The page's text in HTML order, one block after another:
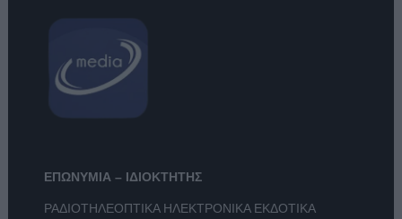
ΕΠΩΝΥΜΙΑ – ΙΔΙΟΚΤΗΤΗΣ
ΡΑΔΙΟΤΗΛΕΟΠΤΙΚΑ ΗΛΕΚΤΡΟΝΙΚΑ ΕΚΔΟΤΙΚΑ